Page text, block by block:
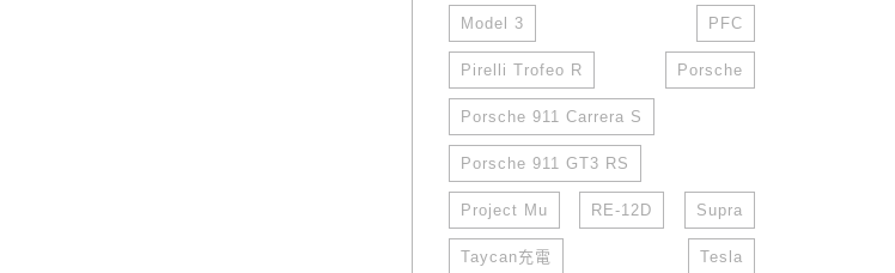
Model 3 PFC
Pirelli Trofeo R Porsche
Porsche 911 Carrera S
Porsche 911 GT3 RS
Project Mu RE-12D Supra
Taycan充電 Tesla